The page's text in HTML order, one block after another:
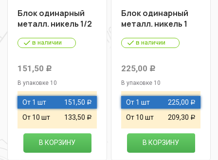
Блок одинарный
металл. никель 1/2
в наличии
151,50 Р
В упаковке 10
От 1 шт 151,50 Р
От 10 шт 133,50 Р
В КОРЗИНУ
Блок одинарный
металл. никель 1
в наличии
225,00 Р
В упаковке 10
От 1 шт 225,00 Р
От 10 шт 209,30 Р
В КОРЗИНУ